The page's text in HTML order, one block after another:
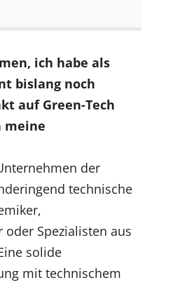
ich habe als
bislang noch
auf Green-Tech
meine
der
technische
Spezialisten aus
solide
mit technischem